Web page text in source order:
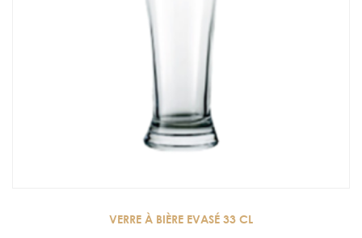
VERRE À BIÈRE EVASÉ 33 CL